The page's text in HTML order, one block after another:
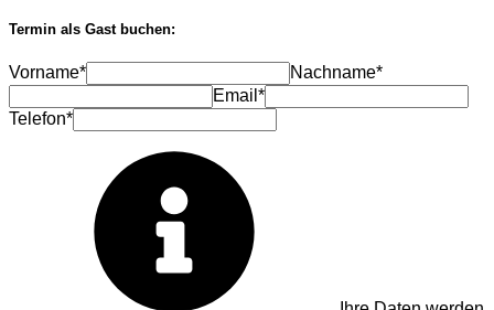
Termin als Gast buchen:
Vorname*
Nachname*
Email*
Telefon*